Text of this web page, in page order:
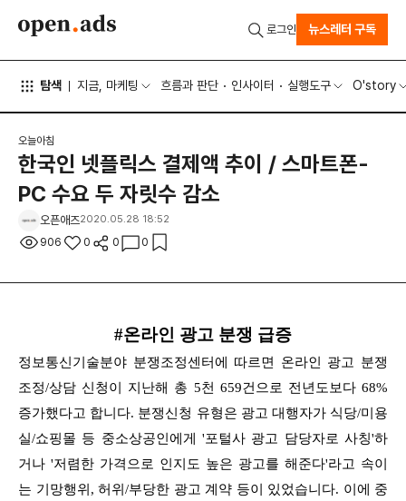
탐색 지금, 마케팅 흐름과 판단 인사이터 실행도구 O'story
로그인 뉴스레터 구독
오늘아침
한국인 넷플릭스 결제액 추이 / 스마트폰-
PC 수요 두 자릿수 감소
오픈애즈2020.05.28 18:52
906 0 0 0
#온라인 광고 분쟁 급증
정보통신기술분야 분쟁조정센터에 따르면 온라인 광고 분쟁
조정/상담 신청이 지난해 총 5천 659건으로 전년도보다 68%
증가했다고 합니다. 분쟁신청 유형은 광고 대행자가 식당/미용
실/쇼핑몰 등 중소상공인에게 '포털사 광고 담당자로 사칭'하
거나 '저렴한 가격으로 인지도 높은 광고를 해준다'라고 속이
는 기망행위, 허위/부당한 광고 계약 등이 있었습니다. 이에 중